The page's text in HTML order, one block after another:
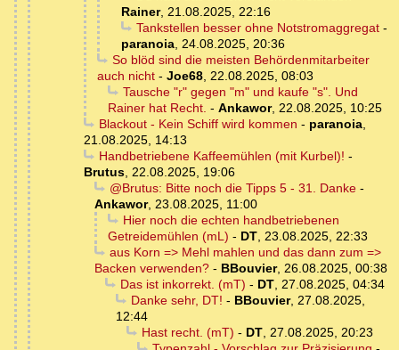
Rainer, 21.08.2025, 22:16
Tankstellen besser ohne Notstromaggregat-
paranoia, 24.08.2025, 20:36
So blöd sind die meisten Behördenmitarbeiter
auch nicht - Joe68, 22.08.2025, 08:03
Tausche "r" gegen "m" und kaufe "s". Und
Rainer hat Recht. - Ankawor, 22.08.2025, 10:25
Blackout - Kein Schiff wird kommen - paranoia,
21.08.2025, 14:13
Handbetriebene Kaffeemühlen (mit Kurbel)! -
Brutus, 22.08.2025, 19:06
@Brutus: Bitte noch die Tipps 5 - 31. Danke-
Ankawor, 23.08.2025, 11:00
Hier noch die echten handbetriebenen
Getreidemühlen (mL) - DT, 23.08.2025, 22:33
aus Korn => Mehl mahlen und das dann zum =>
Backen verwenden? - BBouvier, 26.08.2025, 00:38
Das ist inkorrekt. (mT) - DT, 27.08.2025, 04:34
Danke sehr, DT! - BBouvier, 27.08.2025,
12:44
Hast recht. (mT) - DT, 27.08.2025, 20:23